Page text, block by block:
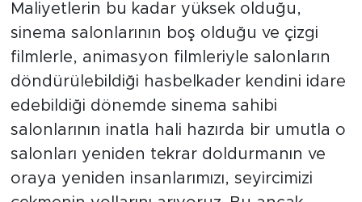
Maliyetlerin bu kadar yüksek olduğu,
sinema salonlarının boş olduğu ve çizgi
filmlerle, animasyon filmleriyle salonların
döndürülebildiği hasbelkader kendini idare
edebildiği dönemde sinema sahibi
salonlarının inatla hali hazırda bir umutla o
salonları yeniden tekrar doldurmanın ve
oraya yeniden insanlarımızı, seyircimizi